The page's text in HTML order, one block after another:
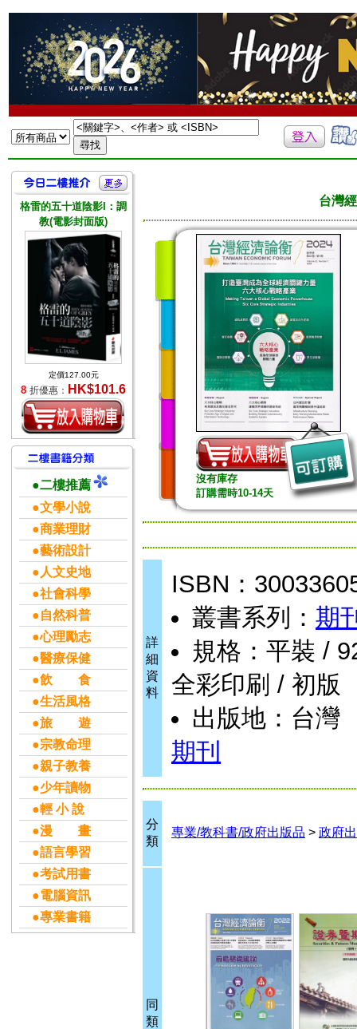
格雷的五十道陰影I：調
教(電影封面版)
定價127.00元
8 折優惠： HK$101.6
●二樓推薦
●文學小說
●商業理財
●藝術設計
●人文史地
●社會科學
●自然科普
●心理勵志
●醫療保健
●飲 食
●生活風格
●旅 遊
●宗教命理
●親子教養
●少年讀物
●輕 小 說
●漫 畫
●語言學習
●考試用書
●電腦資訊
●專業書籍
台灣
沒有庫存
訂購需時10-14天
詳
細
資
料
ISBN：
叢書系列： 期
規格：平裝 /
全彩印刷 / 初版
出版地：台灣
期刊
分
類
專業/教科書/政府出版品 > 政府
同
類